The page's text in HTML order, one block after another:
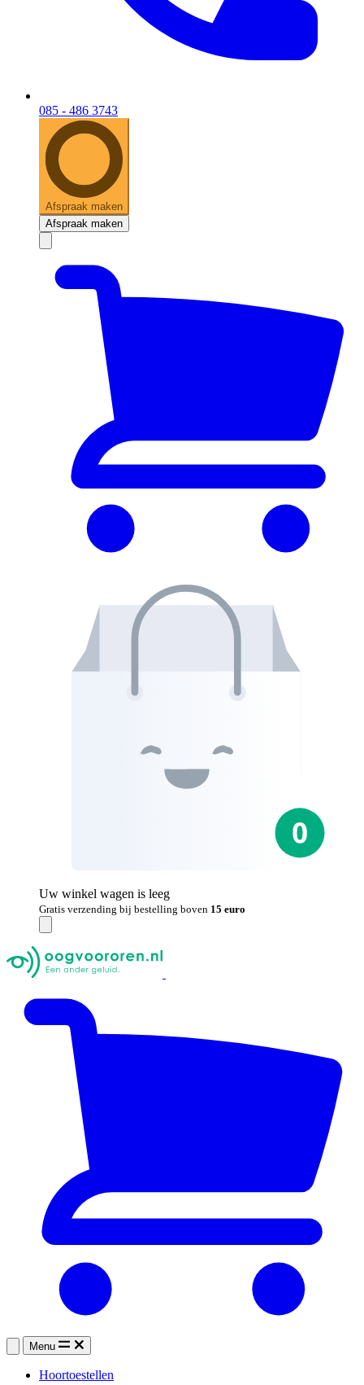
085 - 486 3743
Afspraak maken
Afspraak maken
Uw winkel wagen is leeg
Gratis verzending bij bestelling boven 15 euro
Menu
Hoortoestellen